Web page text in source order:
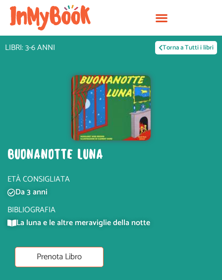
Vai
contenuto
LIBRI: 3-6 ANNI Torna a Tutti i libri
BUONANOTTE LUNA
ETÀ CONSIGLIATA
Da 3 anni
BIBLIOGRAFIA
La luna e le altre meraviglie della notte
Prenota Libro